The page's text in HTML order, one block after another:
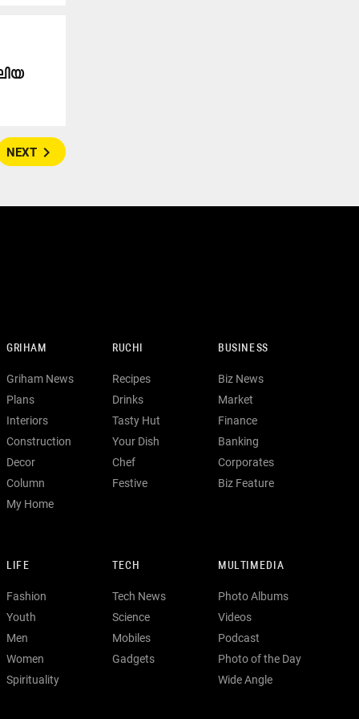
NEXT navigate_next
GRIHAM
Griham News
Plans
Interiors
Construction
Decor
Column
My Home
RUCHI
Recipes
Drinks
Tasty Hut
Your Dish
Chef
Festive
BUSINESS
Biz News
Market
Finance
Banking
Corporates
Biz Feature
LIFE
Fashion
Youth
Men
Women
Spirituality
TECH
Tech News
Science
Mobiles
Gadgets
MULTIMEDIA
Photo Albums
Videos
Podcast
Photo of the Day
Wide Angle